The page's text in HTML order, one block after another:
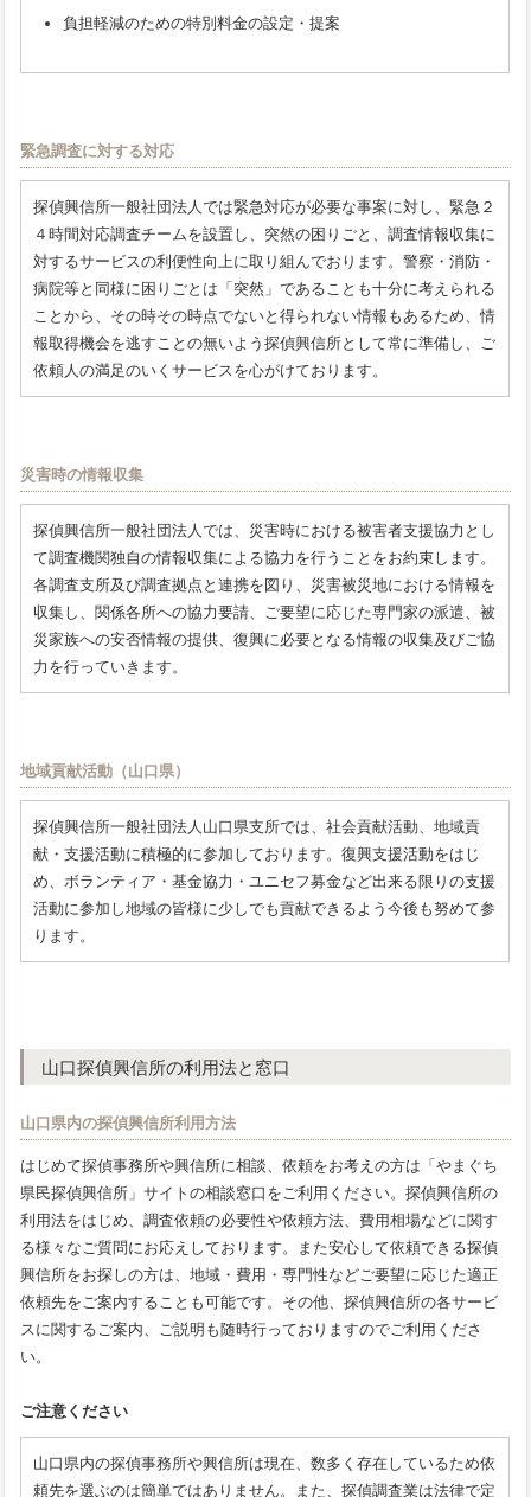
負担軽減のための特別料金の設定・提案
緊急調査に対する対応
探偵興信所一般社団法人では緊急対応が必要な事案に対し、緊急２
４時間対応調査チームを設置し、突然の困りごと、調査情報収集に
対するサービスの利便性向上に取り組んでおります。警察・消防・
病院等と同様に困りごとは「突然」であることも十分に考えられる
ことから、その時その時点でないと得られない情報もあるため、情
報取得機会を逃すことの無いよう探偵興信所として常に準備し、ご
依頼人の満足のいくサービスを心がけております。
災害時の情報収集
探偵興信所一般社団法人では、災害時における被害者支援協力とし
て調査機関独自の情報収集による協力を行うことをお約束します。
各調査支所及び調査拠点と連携を図り、災害被災地における情報を
収集し、関係各所への協力要請、ご要望に応じた専門家の派遣、被
災家族への安否情報の提供、復興に必要となる情報の収集及びご協
力を行っていきます。
地域貢献活動（山口県）
探偵興信所一般社団法人山口県支所では、社会貢献活動、地域貢
献・支援活動に積極的に参加しております。復興支援活動をはじ
め、ボランティア・基金協力・ユニセフ募金など出来る限りの支援
活動に参加し地域の皆様に少しでも貢献できるよう今後も努めて参
ります。
山口探偵興信所の利用法と窓口
山口県内の探偵興信所利用方法
はじめて探偵事務所や興信所に相談、依頼をお考えの方は「やまぐち
県民探偵興信所」サイトの相談窓口をご利用ください。探偵興信所の
利用法をはじめ、調査依頼の必要性や依頼方法、費用相場などに関す
る様々なご質問にお応えしております。また安心して依頼できる探偵
興信所をお探しの方は、地域・費用・専門性などご要望に応じた適正
依頼先をご案内することも可能です。その他、探偵興信所の各サービ
スに関するご案内、ご説明も随時行っておりますのでご利用くださ
い。
ご注意ください
山口県内の探偵事務所や興信所は現在、数多く存在しているため依
頼先を選ぶのは簡単ではありません。また、探偵調査業は法律で定